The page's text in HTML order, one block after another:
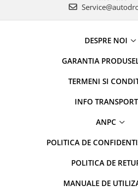
DESPRE NOI
GARANTIA
TERMENI SI
INFO TRANSPORT
ANPC
POLITICA DE
POLITICA DE
MANUALE DE